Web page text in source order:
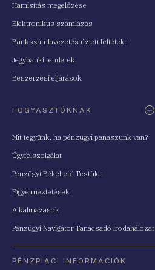
Hamisítás megelőzése
Elektronikus számlázás
Bankszámlavezetés üzleti feltételei
Jegybanki tenderek
Beszerzési eljárások
FOGYASZTÓKNAK
Mit tegyünk, ha pénzügyi panaszunk van?
Ügyfélszolgálat
Pénzügyi Békéltető Testület
Figyelmeztetések
Alkalmazások
Pénzügyi Navigátor Tanácsadó Irodahálózat
PÉNZPIACI INFORMÁCIÓK